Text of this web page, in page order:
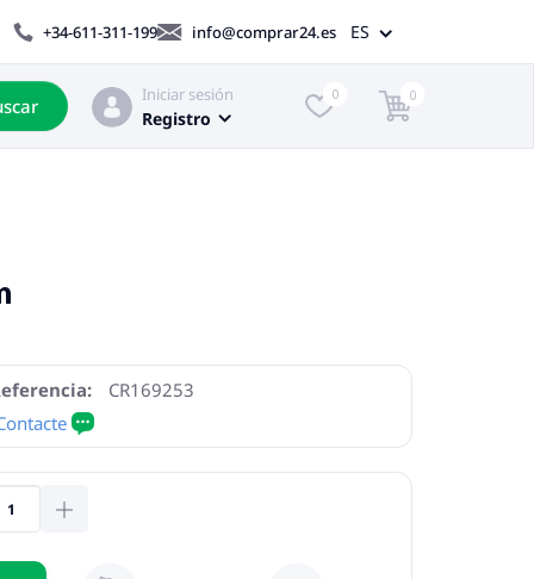
+34-611-311-199 info@comprar24.es ES
Iniciar sesión
Registro
0 0
CR169253